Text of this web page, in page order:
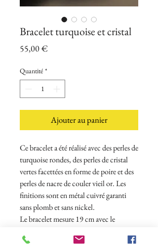
Bracelet turquoise et cristal
55,00 €
Quantité *
Ajouter au panier
Ce bracelet a été réalisé avec des perles de
turquoise rondes, des perles de cristal
vertes facettées en forme de poire et des
perles de nacre de couler vieil or. Les
finitions sont en métal cuivré garanti
sans plomb et sans nickel.
Le bracelet mesure 19 cm avec le